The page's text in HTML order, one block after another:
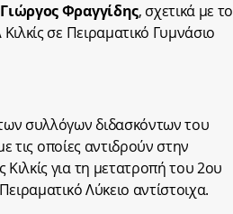
Γιώργος Φραγγίδης, ​σχετικά με το
σε Πειραματικό Γυμνάσιο
συλλόγων διδασκόντων του
τις οποίες αντιδρούν στην
για τη μετατροπή του 2ου
Λύκειο αντίστοιχα.